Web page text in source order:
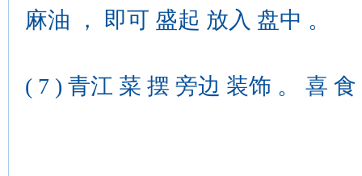
麻油 ， 即可 盛起 放入 盘中 。
( 7 ) 青江 菜 摆 旁边 装饰 。 喜